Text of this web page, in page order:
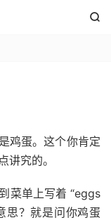

鸡蛋。这个你肯定
讲究的。
菜单上写着 “eggs
思？就是问你鸡蛋